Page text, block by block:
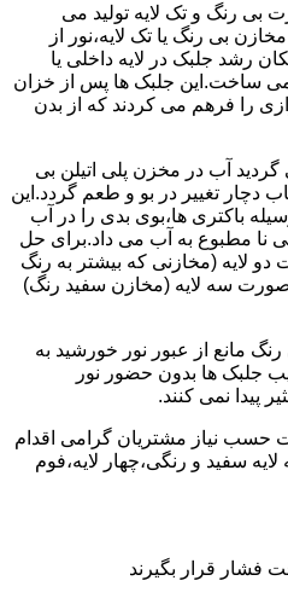
بی رنگ و تک لایه تولید می
بی رنگ یا تک لایه،نور از
رشد جلبک در لایه داخلی یا
ساخت.این جلبک ها پس از خزان
را فرهم می کردند که از بدن
آب در مخزن پلی اتیلن بی
دچار تغییر در بو و طعم گردد.این
باکتری ها،بوی بدی را در آب
نا مطبوع به آب می داد.برای حل
لایه (مخازنی که بیشتر به رنگ
سه لایه (مخازن سفید رنگ)
مانع از عبور نور خورشید به
جلبک ها بدون حضور نور
پیدا نمی کنند.
نیاز مشتریان گرامی اقدام
سفید و رنگی،چهار لایه،فوم
فشار قرار بگیرند